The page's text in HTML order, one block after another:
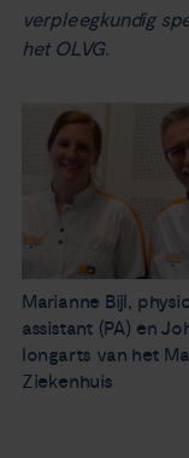
verpleegkundig
het OLVG.
Marianne Bijl,
assistant (PA) en
longarts van het
Ziekenhuis